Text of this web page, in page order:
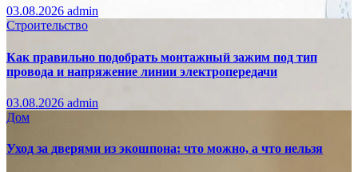
03.08.2026 admin
Строительство
Как правильно подобрать монтажный зажим под тип
провода и напряжение линии электропередачи
03.08.2026 admin
Дом
Уход за дверями из экошпона: что можно, а что нельзя